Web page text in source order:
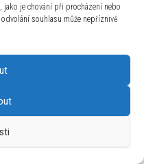
jako je chování při procházení nebo
souhlasu může nepříznivě